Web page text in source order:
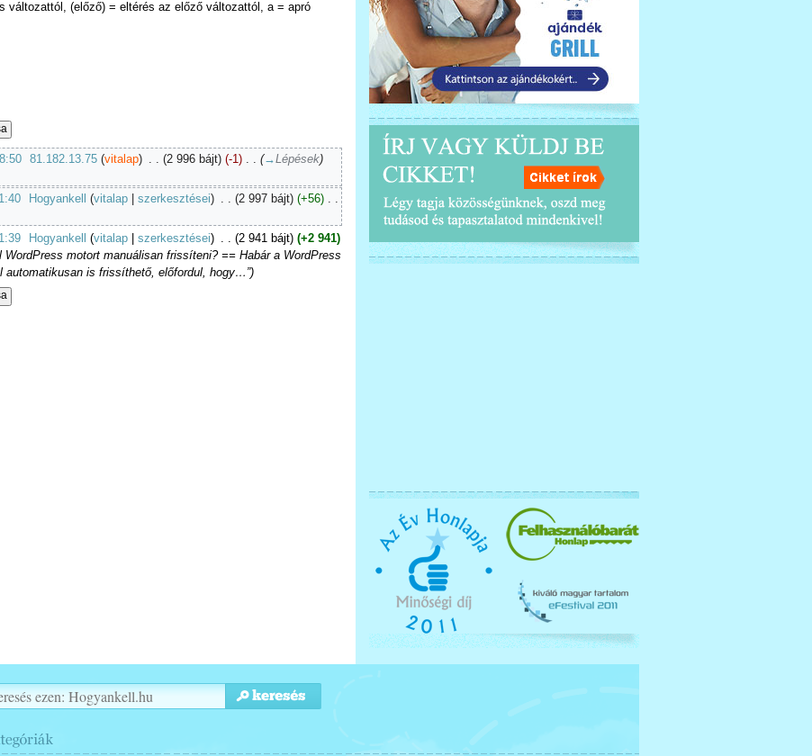
változattól, (előző) = eltérés az előző változattól, a = apró
81.182.13.75 (vitalap) . . (2 996 bájt) (-1)‎ . . (→Lépések)
Hogyankell (vitalap |szerkesztései) . . (2 997 bájt) (+56)‎ . .
Hogyankell (vitalap |szerkesztései) . . (2 941 bájt) (+2 941)
WordPress motort manuálisan frissíteni? == Habár a WordPress
automatikusan is frissíthető, előfordul, hogy…”)